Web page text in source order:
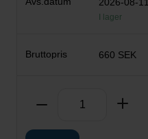
I lager
660 SEK
Ta bort